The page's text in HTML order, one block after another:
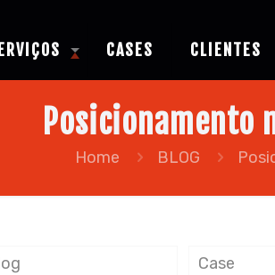
CASES CLIENTES
Home BLOG
Case